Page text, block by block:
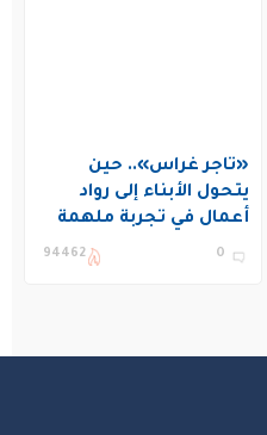
«تاجر غراس».. حين
يتحول الأبناء إلى رواد
أعمال في تجربة ملهمة
بنادي غراس الصيفي
0
94462